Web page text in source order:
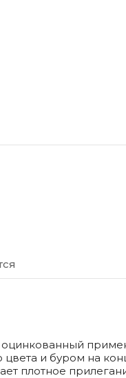
и буром на
плотное